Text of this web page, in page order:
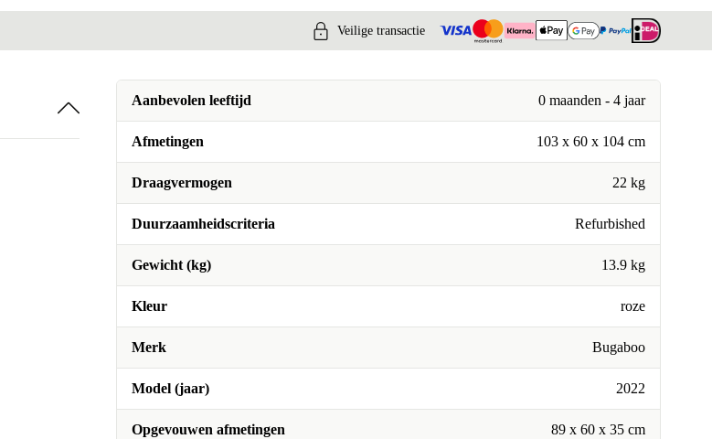
Veilige transactie
Aanbevolen leeftijd 0 maanden - 4 jaar
Afmetingen 103 x 60 x 104 cm
Draagvermogen 22 kg
Duurzaamheidscriteria Refurbished
Gewicht (kg) 13.9 kg
Kleur roze
Merk Bugaboo
Model (jaar) 2022
Opgevouwen afmetingen 89 x 60 x 35 cm